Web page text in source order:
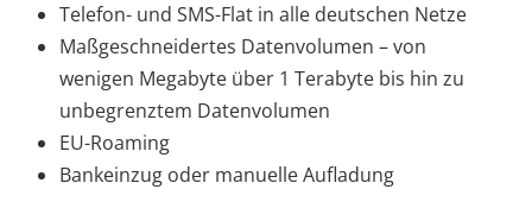
Telefon- und SMS-Flat in alle deutschen Netze
Maßgeschneidertes Datenvolumen – von
wenigen Megabyte über 1 Terabyte bis hin zu
unbegrenztem Datenvolumen
EU-Roaming
Bankeinzug oder manuelle Aufladung